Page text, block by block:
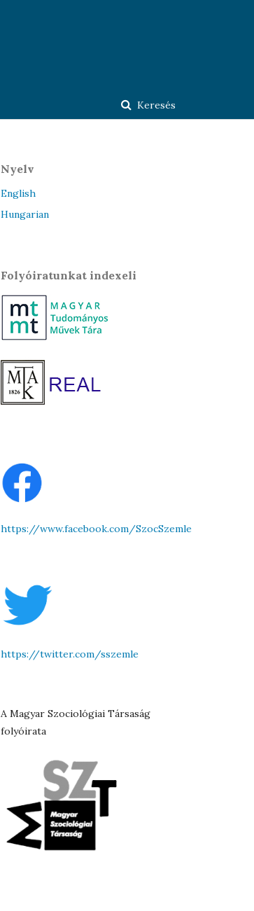
Keresés
Nyelv
English
Hungarian
Folyóiratunkat indexeli
https://www.facebook.com/SzocSzemle
https://twitter.com/sszemle
A Magyar Szociológiai Társaság
folyóirata